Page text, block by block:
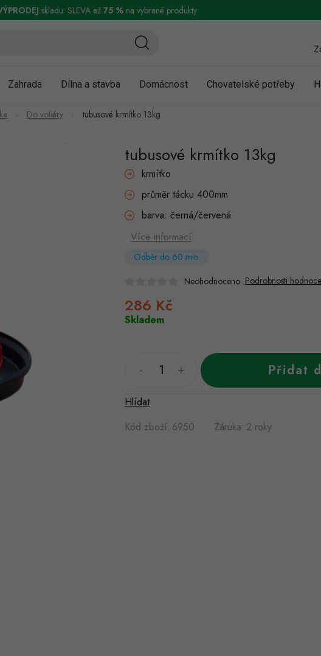
Podmínky ochrany osobních údajů Obchodní podmínky pro podnikatele
skladu: SLEVA až 75 %na vybrané produkty
Zahrada Dílna a stavba Domácnost Chovatelské potřeby
Do voliéry tubusové krmítko 13kg
tubusové krmítko 13kg
Odběr do 60 min.
krmítko
průměr tácku 400mm
barva: černá/červená
Více informací
Neohodnoceno Podrobnosti
286 Kč
Skladem
Přidat
Kód zboží: 6950 Záruka: 2 roky
Hlídat